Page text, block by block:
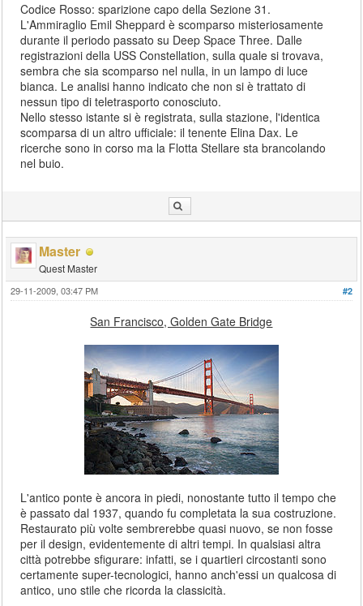
Codice Rosso: sparizione capo della Sezione 31.
L'Ammiraglio Emil Sheppard è scomparso misteriosamente
durante il periodo passato su Deep Space Three. Dalle
registrazioni della USS Constellation, sulla quale si trovava,
sembra che sia scomparso nel nulla, in un lampo di luce
bianca. Le analisi hanno indicato che non si è trattato di
nessun tipo di teletrasporto conosciuto.
Nello stesso istante si è registrata, sulla stazione, l'identica
scomparsa di un altro ufficiale: il tenente Elina Dax. Le
ricerche sono in corso ma la Flotta Stellare sta brancolando
nel buio.
Master
Quest Master
#2
29-11-2009, 03:47 PM
San Francisco, Golden Gate Bridge
L'antico ponte è ancora in piedi, nonostante tutto il tempo che
è passato dal 1937, quando fu completata la sua costruzione.
Restaurato più volte sembrerebbe quasi nuovo, se non fosse
per il design, evidentemente di altri tempi. In qualsiasi altra
città potrebbe sfigurare: infatti, se i quartieri circostanti sono
certamente super-tecnologici, hanno anch'essi un qualcosa di
antico, uno stile che ricorda la classicità.